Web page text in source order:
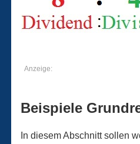
Anzeige:
Beispiele
In diesem Abschnitt sollen